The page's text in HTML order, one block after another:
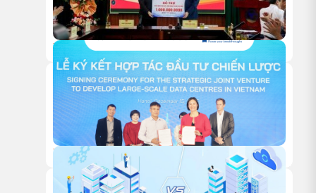
18/05/2026
HITC TRAO TẶNG 1 TỶ ĐỒNG HỖ TRỢ HOẠT ĐỘNG NGHIÊN
CỨU KHOA HỌC CỦA VUSTA
18/12/2025
HỘI NGHỊ KHÁCH HÀNG HITC 2025 – VỮNG BƯỚC ĐỒNG
HÀNH, VƯƠN XA CÙNG HẠ TẦNG XANH